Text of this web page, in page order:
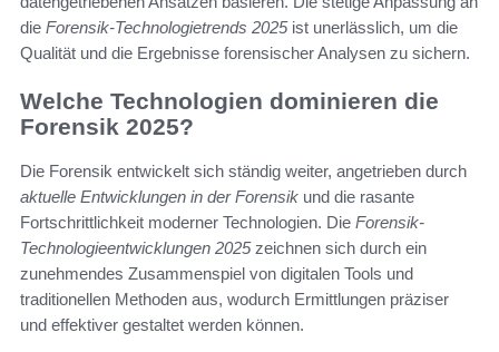
die Forensik-Technologietrends 2025ist unerlässlich, um die
Qualität und die Ergebnisse forensischer Analysen zu sichern.
Welche Technologien dominieren die
Forensik 2025?
Die Forensik entwickelt sich ständig weiter, angetrieben durch
aktuelle Entwicklungen in der Forensik und die rasante
Fortschrittlichkeit moderner Technologien. Die Forensik-
Technologieentwicklungen 2025zeichnen sich durch ein
zunehmendes Zusammenspiel von digitalen Tools und
traditionellen Methoden aus, wodurch Ermittlungen präziser
und effektiver gestaltet werden können.